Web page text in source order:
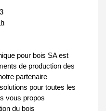
pour bois SA est
de production des
partenaire
pour toutes les
vous propos
du bois